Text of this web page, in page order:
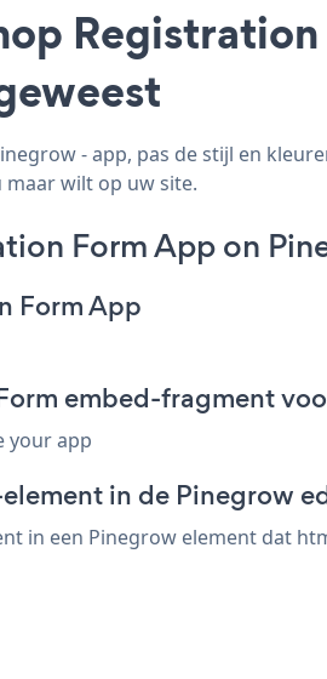
- app, pas de stijl en
wilt op uw site.
Form App on
Form App
embed-fragment
your app
in de Pinegrow
in een Pinegrow element dat